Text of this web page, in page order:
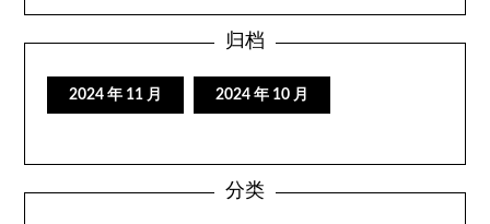
归档
2024 年 11 月 2024 年 10 月
分类